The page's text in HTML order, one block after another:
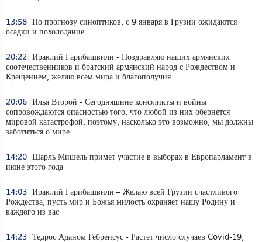
13:58 По прогнозу синоптиков, с 9 января в Грузии ожидаются
осадки и похолодание
20:22 Ираклий Гарибашвили - Поздравляю наших армянских
соотечественников и братский армянский народ с Рождеством и
Крещением, желаю всем мира и благополучия
20:06 Илья Второй - Сегодняшние конфликты и войны
сопровождаются опасностью того, что любой из них обернется
мировой катастрофой, поэтому, насколько это возможно, мы должны
заботиться о мире
14:20 Шарль Мишель примет участие в выборах в Европарламент в
июне этого года
14:03 Ираклий Гарибашвили – Желаю всей Грузии счастливого
Рождества, пусть мир и Божья милость охраняет нашу Родину и
каждого из вас
14:23 Тедрос Аданом Гебреисус - Растет число случаев Covid-19,